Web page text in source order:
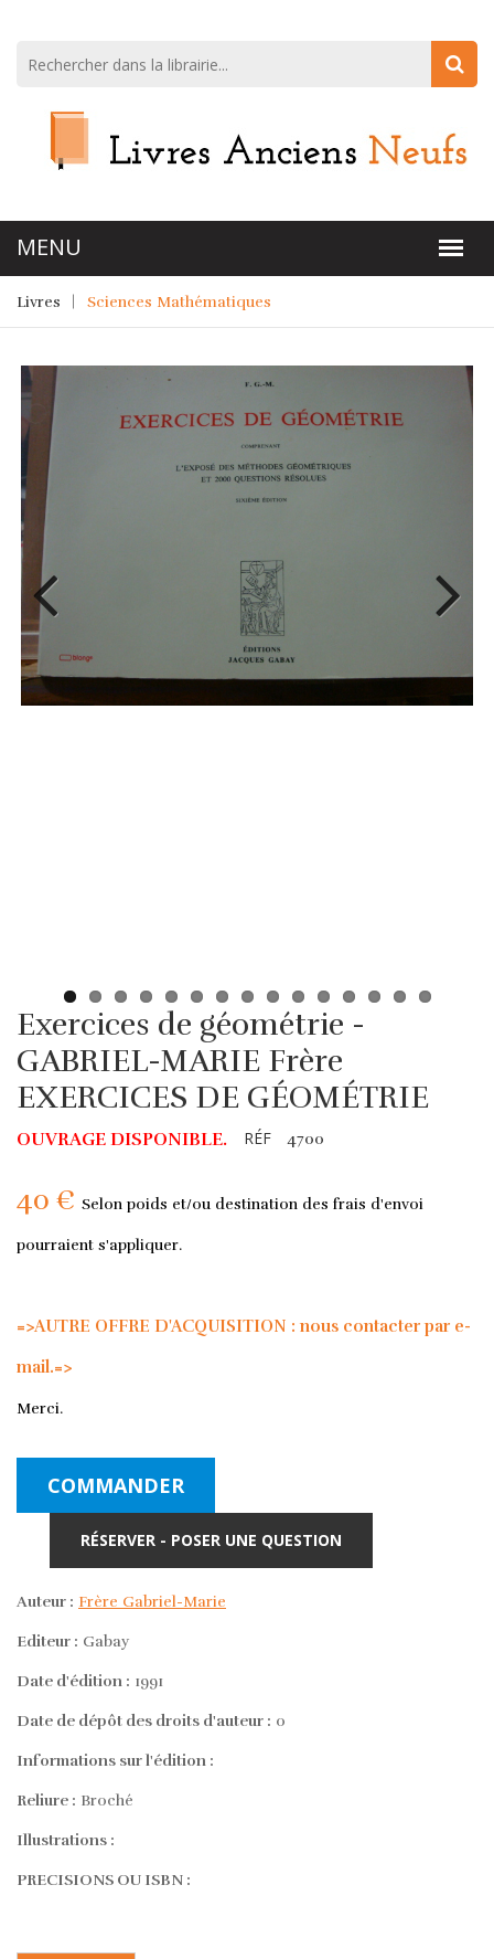
Livres Sciences Mathématiques
Exercices de géométrie -
GABRIEL-MARIE Frère
EXERCICES DE GÉOMÉTRIE
OUVRAGE DISPONIBLE. RÉF 4700
40 € Selon poids et/ou destination des frais d'envoi
pourraient s'appliquer.
=>AUTRE OFFRE D'ACQUISITION : nous contacter par e-
mail.=>
Merci.
COMMANDER
RÉSERVER - POSER UNE QUESTION
Auteur : Frère Gabriel-Marie
Editeur : Gabay
Date d'édition : 1991
Date de dépôt des droits d'auteur : 0
Informations sur l'édition :
Reliure : Broché
Illustrations :
PRECISIONS OU ISBN :